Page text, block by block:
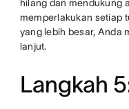
hilang dan mendukung
memperlakukan setiap
yang lebih besar, Anda
lanjut.
Langkah